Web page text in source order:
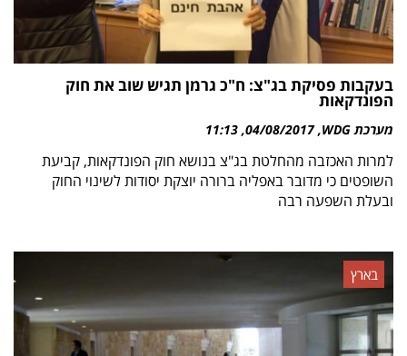
בעקבות פסיקת בג"צ: ח"כ גרמן תגיש שוב את חוק
הפונדקאות
מערכת WDG 04/08/2017
11:13
למרות האכזבה מהחלטת בג"צ בנושא חוק הפונדקאות, קביעת
השופטים כי מדובר באפליה ברורה יוצקת יסודות לשינוי החוק
ובעלת השפעה רבה
בארץ